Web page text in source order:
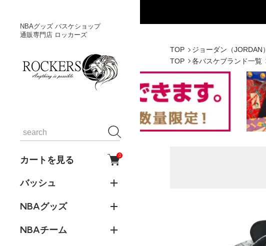
NBAグッズ バスケショップ
通販専門店 ロッカーズ
カートを見る 0
バッシュ
NBAグッズ
NBAチーム
TOP ジョーダン（JORDAN）
TOP
各バスケブランド一覧